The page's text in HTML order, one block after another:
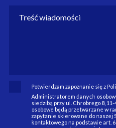
Potwierdzam zapoznanie się z
Administratorem danych
siedzibą przy ul. Chrobrego 8,
osobowe będą przetwarzane w
zapytanie skierowane do naszej
kontaktowego na podstawie art.